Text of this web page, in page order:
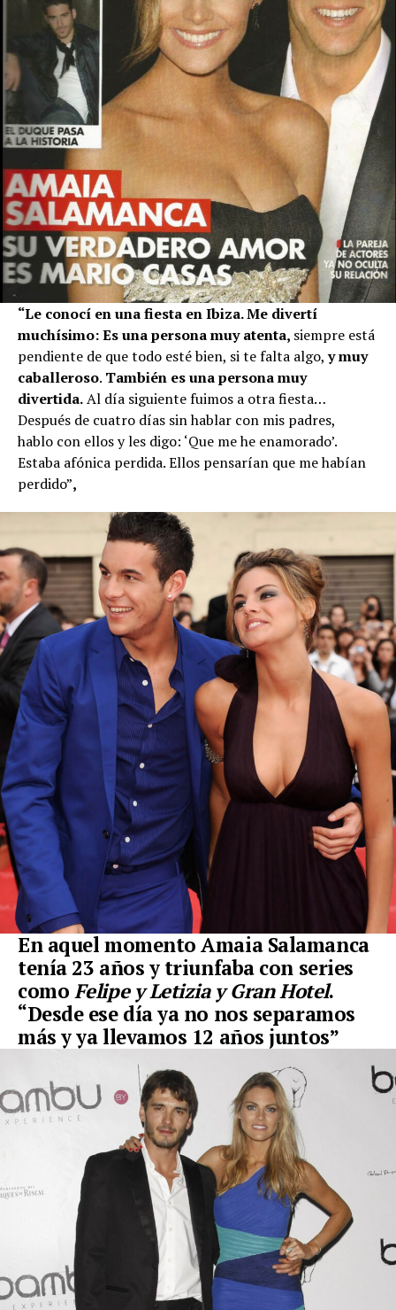
“Le conocí en una fiesta en Ibiza. Me divertí
muchísimo: Es una persona muy atenta, siempre está
pendiente de que todo esté bien, si te falta algo,y muy
caballeroso. También es una persona muy
divertida.Al día siguiente fuimos a otra fiesta…
Después de cuatro días sin hablar con mis padres,
hablo con ellos y les digo: ‘Que me he enamorado’.
Estaba afónica perdida. Ellos pensarían que me habían
perdido”,
En aquel momento Amaia Salamanca
tenía 23 años y triunfaba con series
como Felipe y Letizia y Gran Hotel.
“Desde ese día ya no nos separamos
más y ya llevamos 12 años juntos”